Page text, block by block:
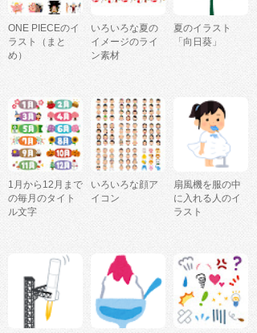
ONE PIECEのイ
ラスト（まと
め）
いろいろな夏の
イメージのライ
ン素材
夏のイラスト
「向日葵」
1月から12月まで
の毎月のタイト
ル文字
いろいろな顔ア
イコン
扇風機を服の中
に入れる人のイ
ラスト